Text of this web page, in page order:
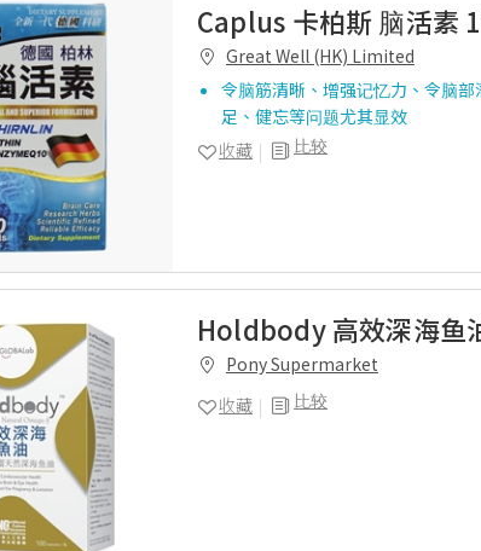
Caplus 卡柏斯 脑活素
Great Well (HK) Limited
令脑筋清晰、增强记忆力、令脑
足、健忘等问题尤其显效
比较
收藏
Holdbody 高效深海鱼
Pony Supermarket
比较
收藏